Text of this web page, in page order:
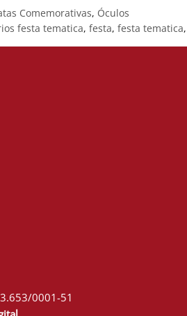
Comemorativas, Óculos
festa tematica, festa, festa tematica,
0001-51